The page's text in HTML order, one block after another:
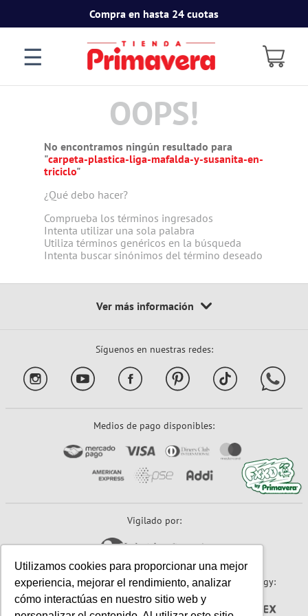
Utilizamos cookies para proporcionar una mejor
experiencia, mejorar el rendimiento, analizar
cómo interactúas en nuestro sitio web y
Compra en hasta 24 cuotas
☰
OOPS!
No encontramos ningún resultado para
"carpeta-plastica-liga-mafalda-y-susanita-en-
triciclo"
¿Qué debo hacer?
Comprueba los términos ingresados
Intenta utilizar una sola palabra
Utiliza términos genéricos en la búsqueda
Intenta buscar sinónimos del término deseado
Síguenos en nuestras redes:
Medios de pago disponibles:
Vigilado por:
Sitio seguro: Powered By: Technology: